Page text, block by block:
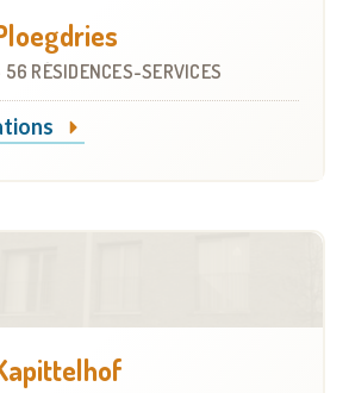
56 RÉSIDENCES-SERVICES